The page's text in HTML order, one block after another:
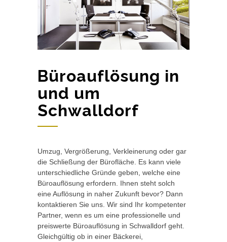
Büroauflösung in
und um
Schwalldorf
Umzug, Vergrößerung, Verkleinerung oder gar
die Schließung der Bürofläche. Es kann viele
unterschiedliche Gründe geben, welche eine
Büroauflösung erfordern. Ihnen steht solch
eine Auflösung in naher Zukunft bevor? Dann
kontaktieren Sie uns. Wir sind Ihr kompetenter
Partner, wenn es um eine professionelle und
preiswerte Büroauflösung in Schwalldorf geht.
Gleichgültig ob in einer Bäckerei,